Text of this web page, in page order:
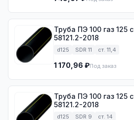
Труба ПЭ 100 газ 125
58121.2-2018
d125 SDR 11 ст. 11,4
1 170,96 ₽Под заказ
Труба ПЭ 100 газ 125
58121.2-2018
d125 SDR 9 ст. 14